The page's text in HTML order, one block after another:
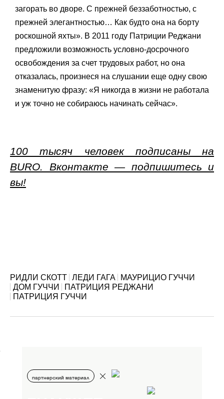
загорать во дворе. С прежней беззаботностью, с
прежней элегантностью… Как будто она на борту
роскошной яхты». В 2011 году Патриции Реджани
предложили возможность условно-досрочного
освобождения за счет трудовых работ, но она
отказалась, произнеся на слушании еще одну свою
знаменитую фразу: «Я никогда в жизни не работала
и уж точно не собираюсь начинать сейчас».
100 тысяч человек подписаны на
BURO. Вконтакте — подпишитесь и
вы!
РИДЛИ СКОТТ ЛЕДИ ГАГА
МАУРИЦИО ГУЧЧИ
ДОМ ГУЧЧИ
ПАТРИЦИЯ РЕДЖАНИ
ПАТРИЦИЯ ГУЧЧИ
партнерский материал